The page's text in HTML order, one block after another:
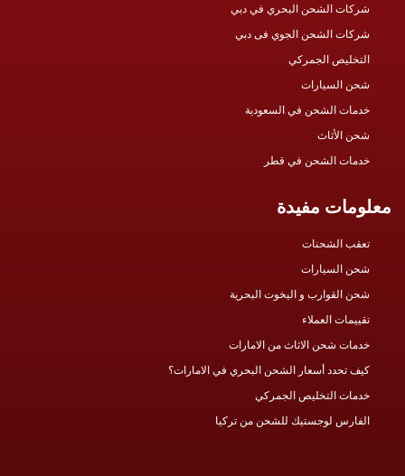
شركات الشحن البحري في دبي
شركات الشحن الجوي فى دبي
التخليص الجمركي
شحن السيارات
خدمات الشحن في السعودية
شحن الأثاث
خدمات الشحن في قطر
معلومات مفيدة
تعقب الشحنات
شحن السيارات
شحن القوارب و اليخوت البحرية
تقييمات العملاء
خدمات شحن الاثاث من الامارات
كيف تحدد أسعار الشحن البحري في الامارات؟
خدمات التخليص الجمركي
الفارس لوجستيك للشحن من تركيا